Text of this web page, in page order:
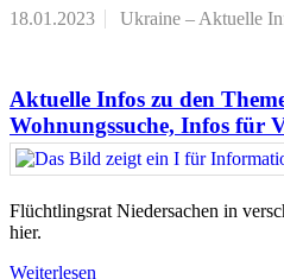
18.01.2023 Ukraine – Aktuelle
Aktuelle Infos zu den
Wohnungssuche, Infos für
Flüchtlingsrat Niedersachen in
hier.
Weiterlesen